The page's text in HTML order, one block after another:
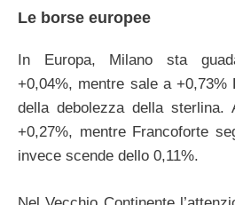
Le borse europee
In Europa, Milano sta
+0,04%, mentre sale a +0,73%
della debolezza della sterlina.
+0,27%, mentre Francoforte
invece scende dello 0,11%.